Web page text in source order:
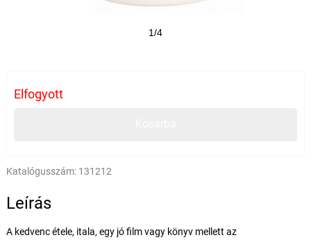
1/4
Elfogyott
Katalógusszám: 131212
Leírás
A kedvenc étele, itala, egy jó film vagy könyv mellett az